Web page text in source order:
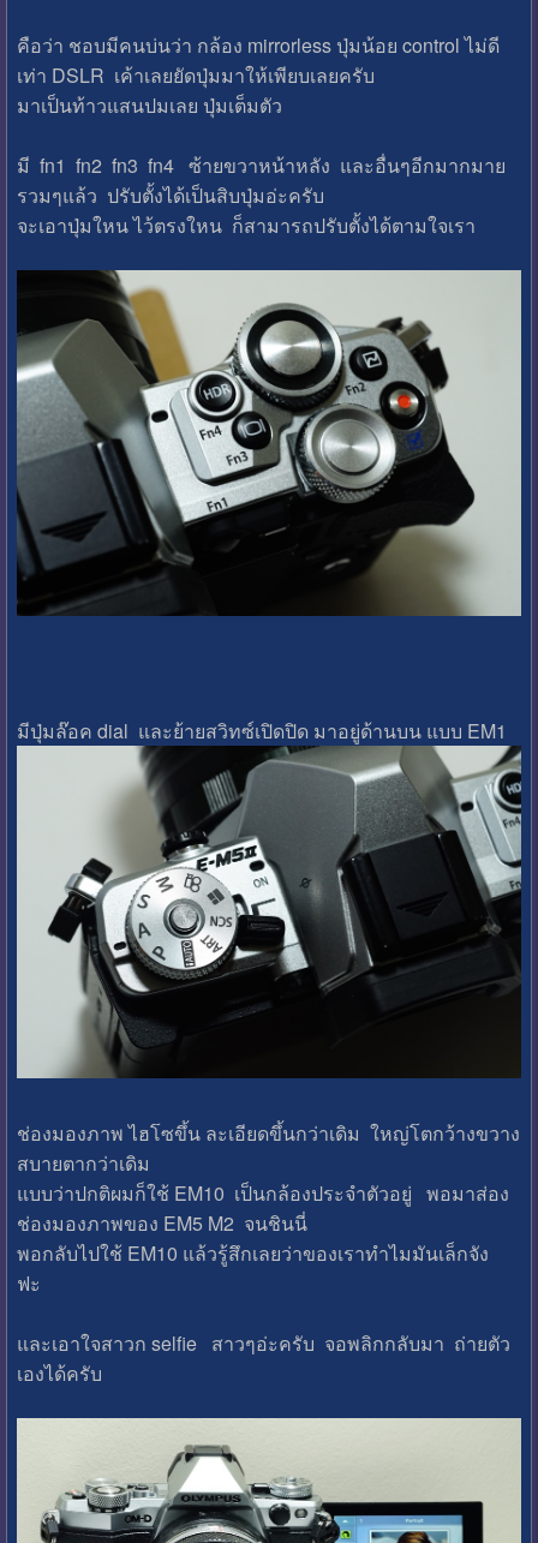
คือว่า ชอบมีคนบ่นว่า กล้อง mirrorless ปุ่มน้อย control ไม่ดี
เท่า DSLR เค้าเลยยัดปุ่มมาให้เพียบเลยครับ
มาเป็นท้าวแสนปมเลย ปุ่มเต็มตัว
มี fn1 fn2 fn3 fn4 ซ้ายขวาหน้าหลัง และอื่นๆอีกมากมาย
รวมๆแล้ว ปรับตั้งได้เป็นสิบปุ่มอ่ะครับ
จะเอาปุ่มใหน ไว้ตรงใหน ก็สามารถปรับตั้งได้ตามใจเรา
มีปุ่มล๊อค dial และย้ายสวิทซ์เปิดปิด มาอยู่ด้านบน แบบ EM1
ช่องมองภาพ ไฮโซขึ้น ละเอียดขึ้นกว่าเดิม ใหญ่โตกว้างขวาง
สบายตากว่าเดิม
แบบว่าปกติผมก็ใช้ EM10 เป็นกล้องประจำตัวอยู่ พอมาส่อง
ช่องมองภาพของ EM5 M2 จนชินนี่
พอกลับไปใช้ EM10 แล้วรู้สึกเลยว่าของเราทำไมมันเล็กจัง
ฟะ
และเอาใจสาวก selfie สาวๆอ่ะครับ จอพลิกกลับมา ถ่ายตัว
เองได้ครับ